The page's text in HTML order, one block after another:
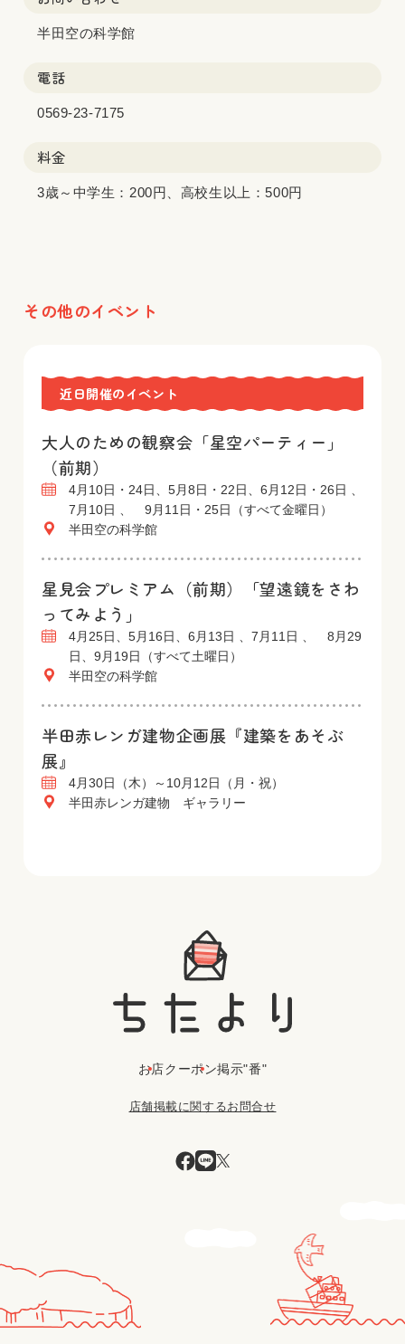
半田空の科学館
電話
0569-23-7175
料金
3歳～中学生：200円、高校生以上：500円
その他のイベント
近日開催のイベント
大人のための観察会「星空パーティー」
（前期）
4月10日・24日、5月8日・22日、6月12日・26日 、
7月10日 、 9月11日・25日（すべて金曜日）
半田空の科学館
星見会プレミアム（前期）「望遠鏡をさわ
ってみよう」
4月25日、5月16日、6月13日 、7月11日 、 8月29
日、9月19日（すべて土曜日）
半田空の科学館
半田赤レンガ建物企画展『建築をあそぶ
展』
4月30日（木）～10月12日（月・祝）
半田赤レンガ建物 ギャラリー
お店クーポン掲示"番"
店舗掲載に関するお問合せ